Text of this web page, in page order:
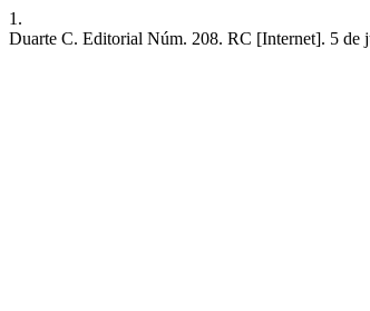
1.
Duarte C. Editorial Núm. 208. RC [Internet]. 5 de